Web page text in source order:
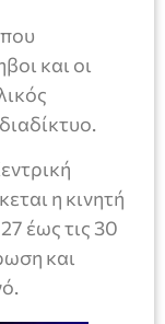
και οι
η κινητή
έως τις 30
και